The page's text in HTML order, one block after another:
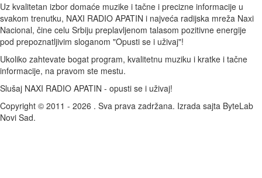
Uz kvalitetan izbor domaće muzike i tačne i precizne informacije u
svakom trenutku, NAXI RADIO APATIN i najveća radijska mreža Naxi
Nacional, čine celu Srbiju preplavljenom talasom pozitivne energije
pod prepoznatljivim sloganom "Opusti se i uživaj"!
Ukoliko zahtevate bogat program, kvalitetnu muziku i kratke i tačne
informacije, na pravom ste mestu.
Slušaj NAXI RADIO APATIN - opusti se i uživaj!
Copyright © 2011 - 2026 . Sva prava zadržana. Izrada sajta ByteLab
Novi Sad.